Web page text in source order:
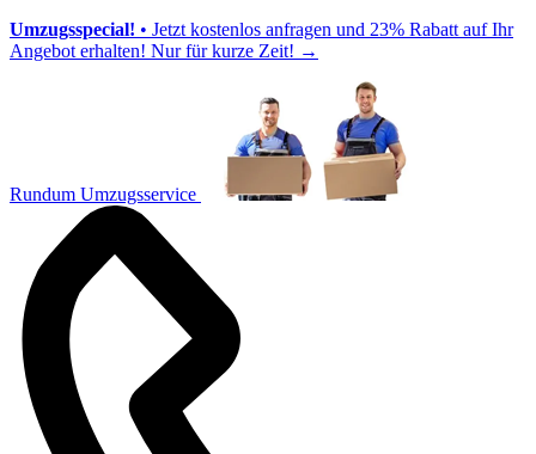
Umzugsspecial! • Jetzt kostenlos anfragen und 23% Rabatt auf Ihr
Angebot erhalten! Nur für kurze Zeit! →
Rundum Umzugsservice